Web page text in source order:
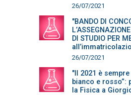
26/07/2021
"BANDO DI
DI STUDIO PER
26/07/2021
"Il 2021 è
bianco e rosso”:
la Fisica a